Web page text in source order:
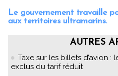
Le gouvernement travaille
aux territoires ultramarins.
AUTRES
Taxe sur les billets d’avion :
exclus du tarif réduit